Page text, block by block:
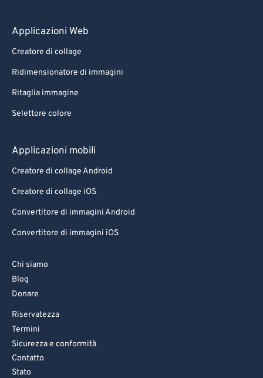
Applicazioni Web
Creatore di collage
Ridimensionatore di immagini
Ritaglia immagine
Selettore colore
Applicazioni mobili
Creatore di collage Android
Creatore di collage iOS
Convertitore di immagini Android
Convertitore di immagini iOS
Chi siamo
Blog
Donare
Riservatezza
Termini
Sicurezza e conformità
Contatto
Stato